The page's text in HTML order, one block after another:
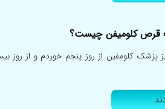
قرص کلومیفن چیست؟
پزشک کلومفین از روز پنجم خوردم و از روز